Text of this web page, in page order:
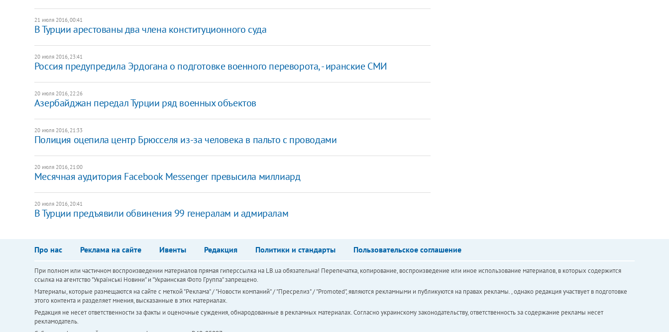
21 июля 2016, 00:41
В Турции арестованы два члена конституционного суда
20 июля 2016, 23:41
Россия предупредила Эрдогана о подготовке военного переворота, - иранские СМИ
20 июля 2016, 22:26
Азербайджан передал Турции ряд военных объектов
20 июля 2016, 21:33
Полиция оцепила центр Брюсселя из-за человека в пальто с проводами
20 июля 2016, 21:00
Месячная аудитория Facebook Messenger превысила миллиард
20 июля 2016, 20:41
В Турции предъявили обвинения 99 генералам и адмиралам
Про нас Реклама на сайте Ивенты Редакция Политики и стандарты Пользовательское соглашение
При полном или частичном воспроизведении материалов прямая гиперссылка на LB.ua обязательна! Перепечатка, копирование, воспроизведение или иное использование материалов, в которых содержится
ссылка на агентство "Українськi Новини" и "Украинская Фото Группа" запрещено.
Материалы, которые размещаются на сайте с меткой "Реклама" / "Новости компаний" / "Пресрелиз" / "Promoted", являются рекламными и публикуются на правах рекламы. , однако редакция участвует в подготовке
этого контента и разделяет мнения, высказанные в этих материалах.
Редакция не несет ответственности за факты и оценочные суждения, обнародованные в рекламных материалах. Согласно украинскому законодательству, ответственность за содержание рекламы несет
рекламодатель.